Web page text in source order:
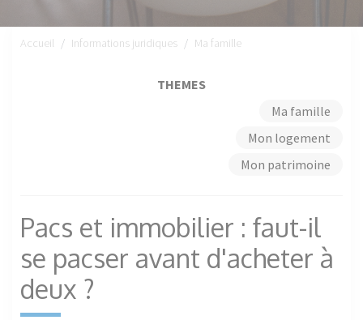
Accueil Informations juridiques Ma famille
THEMES
Ma famille
Mon logement
Mon patrimoine
Pacs et immobilier : faut-il
se pacser avant d'acheter à
deux ?